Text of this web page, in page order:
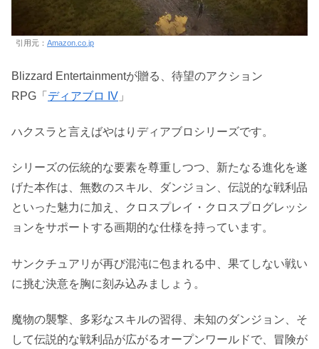
引用元： Amazon.co.jp
Blizzard Entertainmentが贈る、待望のアクション
RPG「 ディアブロ IV 」
ハクスラと言えばやはりディアブロシリーズです。
シリーズの伝統的な要素を尊重しつつ、新たなる進化を遂
げた本作は、無数のスキル、ダンジョン、伝説的な戦利品
といった魅力に加え、クロスプレイ・クロスプログレッシ
ョンをサポートする画期的な仕様を持っています。
サンクチュアリが再び混沌に包まれる中、果てしない戦い
に挑む決意を胸に刻み込みましょう。
魔物の襲撃、多彩なスキルの習得、未知のダンジョン、そ
して伝説的な戦利品が広がるオープンワールドで、冒険が